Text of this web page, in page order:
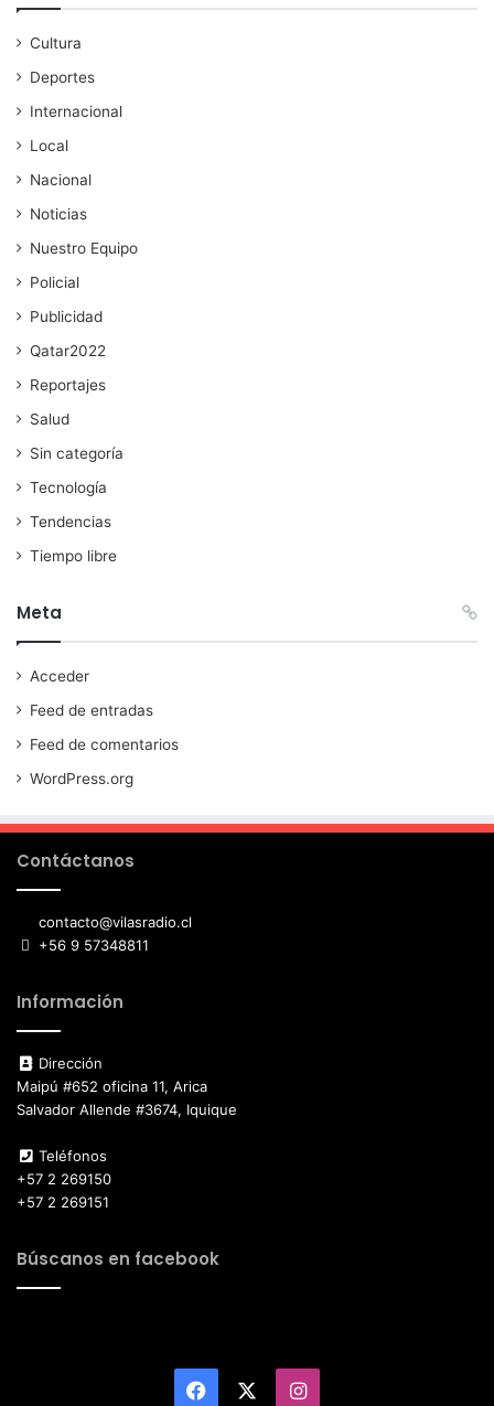
Cultura
Deportes
Internacional
Local
Nacional
Noticias
Nuestro Equipo
Policial
Publicidad
Qatar2022
Reportajes
Salud
Sin categoría
Tecnología
Tendencias
Tiempo libre
Meta
Acceder
Feed de entradas
Feed de comentarios
WordPress.org
Contáctanos
contacto@vilasradio.cl
+56 9 57348811
Información
Dirección
Maipú #652 oficina 11, Arica
Salvador Allende #3674, Iquique
Teléfonos
+57 2 269150
+57 2 269151
Búscanos en facebook
Facebook Instagram